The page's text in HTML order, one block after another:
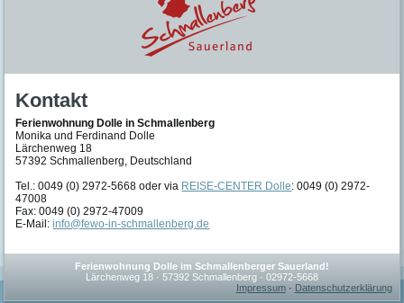
Kontakt
Ferienwohnung Dolle in Schmallenberg
Monika und Ferdinand Dolle
Lärchenweg 18
57392 Schmallenberg, Deutschland
Tel.: 0049 (0) 2972-5668 oder via REISE-CENTER Dolle: 0049 (0) 2972-
47008
Fax: 0049 (0) 2972-47009
E-Mail:info@fewo-in-schmallenberg.de
Ferienwohnung Dolle im Schmallenberger Sauerland!
Lärchenweg 18 · 57392 Schmallenberg · 02972-5668
Impressum· Datenschutzerklärung